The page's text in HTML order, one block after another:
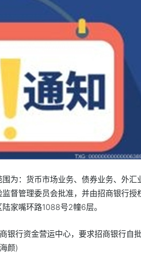
为：货币市场业务、债券业务、外汇
督管理委员会批准，并由招商银行授
家嘴环路1088号2幢6层。
银行资金营运中心，要求招商银行自
颜)